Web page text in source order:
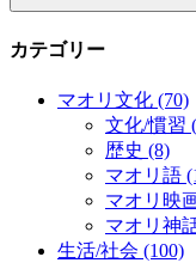
カテゴリー
マオリ文化 (70)
文化/慣習
歴史 (8)
マオリ語
マオリ映
マオリ神
生活/社会 (100)